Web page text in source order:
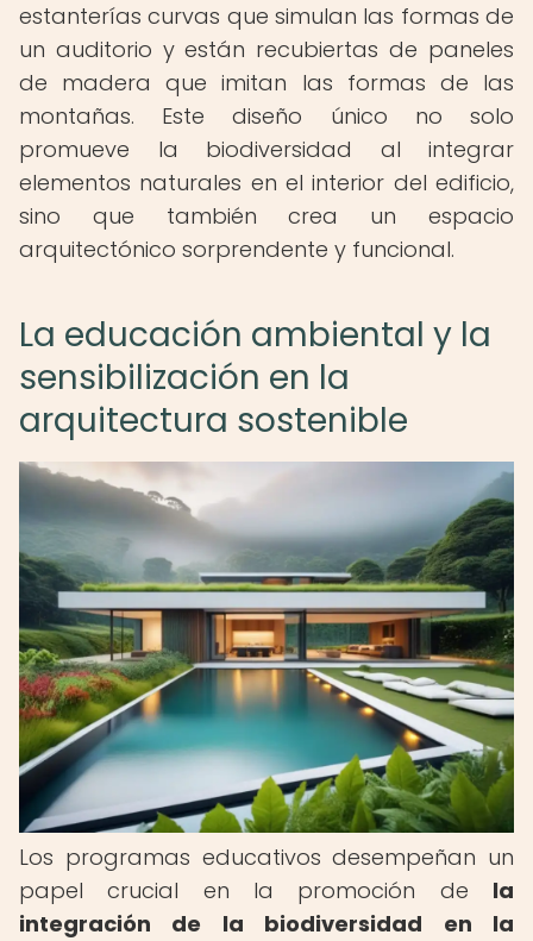
estanterías curvas que simulan las formas de
un auditorio y están recubiertas de paneles
de madera que imitan las formas de las
montañas. Este diseño único no solo
promueve la biodiversidad al integrar
elementos naturales en el interior del edificio,
sino que también crea un espacio
arquitectónico sorprendente y funcional.
La educación ambiental y la
sensibilización en la
arquitectura sostenible
Los programas educativos desempeñan un
papel crucial en la promoción de la
integración de la biodiversidad en la